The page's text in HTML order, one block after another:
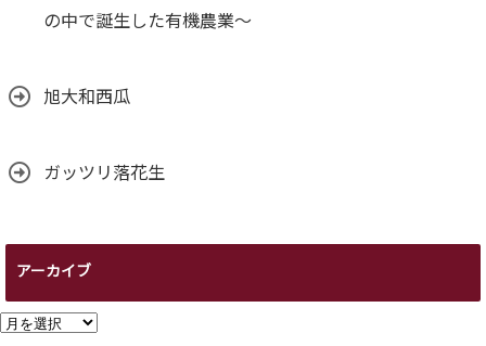
の中で誕生した有機農業～
旭大和西瓜
ガッツリ落花生
アーカイブ
ア